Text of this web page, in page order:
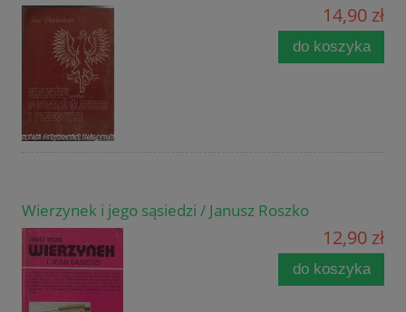
14,90 zł
do koszyka
Wierzynek i jego sąsiedzi / Janusz Roszko
12,90 zł
do koszyka